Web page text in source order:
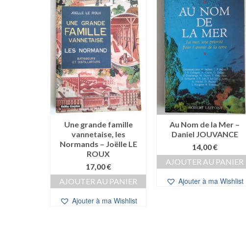
Une grande famille
vannetaise, les
Normands – Joëlle LE
ROUX
17,00€
AJOUTER AU PANIER
Ajouter à ma Wishlist
Au Nom de la Mer –
Daniel JOUVANCE
14,00€
AJOUTER AU PANIER
Ajouter à ma Wishlist